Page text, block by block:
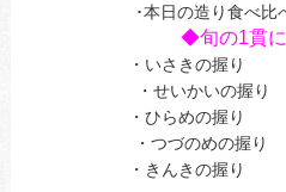
･本日の造り食
◆旬の1貫
・いさきの
・せいかい
・ひらめの
・つづのめ
・きんきの